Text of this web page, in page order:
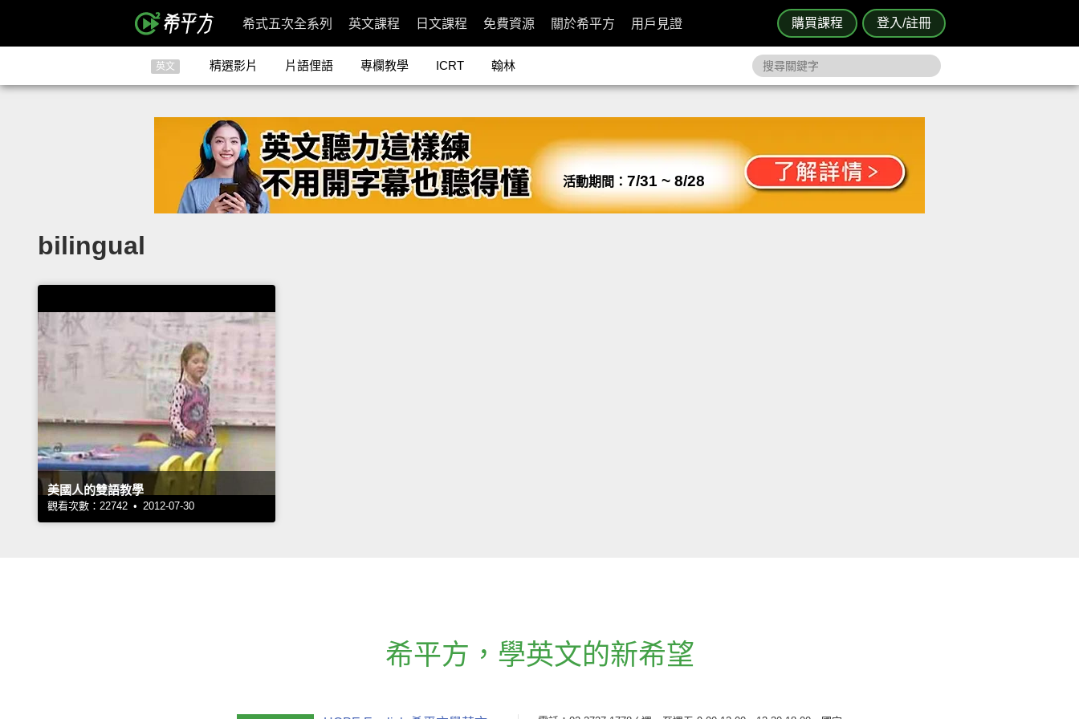
購買課程 登入/註冊
希式五次全系列 英文課程 日文課程 免費資源 關於希平方 用戶見證
英文 精選影片 片語俚語 專欄教學 ICRT 翰林
活動期間： 7/31 ~ 8/28
bilingual
美國人的雙語教學
觀看次數：22742 • 2012-07-30
希平方 ， 學英文的新希望